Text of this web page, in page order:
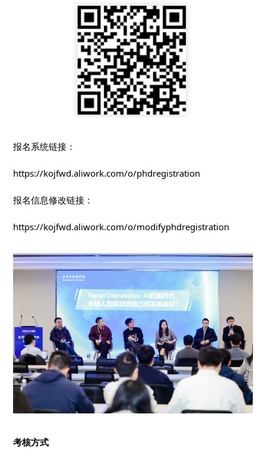
报名系统链接：
https://kojfwd.aliwork.com/o/phdregistration
报名信息修改链接：
https://kojfwd.aliwork.com/o/modifyphdregistration
考核方式